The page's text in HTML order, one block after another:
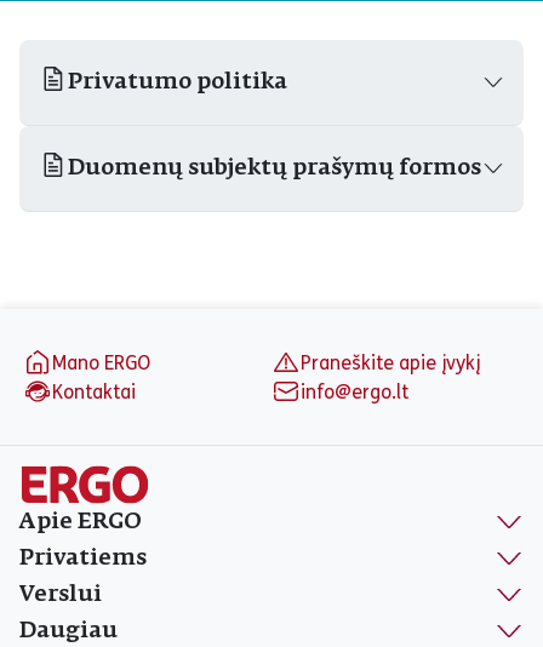
Privatumo politika
Duomenų subjektų prašymų formos
Mano ERGO
Praneškite apie įvykį
Kontaktai
info@ergo.lt
Apie ERGO
Privatiems
Verslui
Daugiau